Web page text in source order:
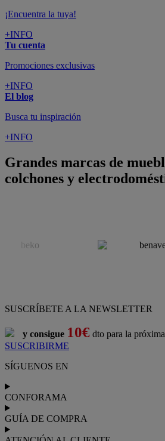
¡Encuentra la tuya!
+INFO
Tu cuenta
Promociones exclusivas
+INFO
El blog
Busca tu inspiración
+INFO
Grandes marcas de
colchones y
SUSCRÍBETE A LA NEWSLETTER
y consigue 10€ dto para la
SUSCRIBIRME
SÍGUENOS EN
CONFORAMA
GUÍA DE COMPRA